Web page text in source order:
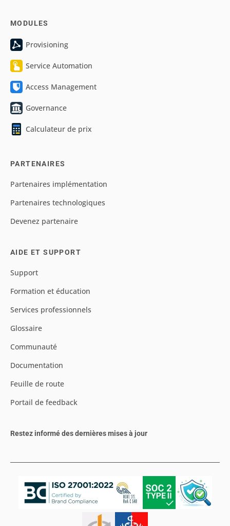
MODULES
Provisioning
Service Automation
Access Management
Governance
Calculateur de prix
PARTENAIRES
Partenaires implémentation
Partenaires technologiques
Devenez partenaire
AIDE ET SUPPORT
Support
Formation et éducation
Services professionnels
Glossaire
Communauté
Documentation
Feuille de route
Portail de feedback
Restez informé des dernières mises à jour